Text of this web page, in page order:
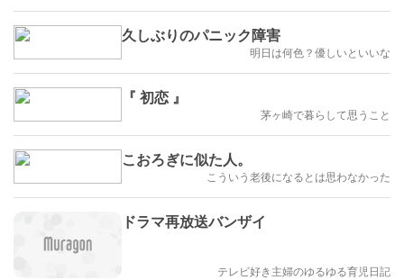
久しぶりのパニック障害
明日は何色？優しいといいな
『 初恋 』
茅ヶ崎で暮らして思うこと
こおろぎに似た人。
こういう老後になるとは思わなかった
ドラマ再放送バンザイ
テレビ好き主婦のゆるゆる育児日記